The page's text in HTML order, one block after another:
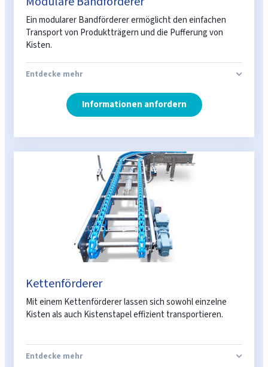
Ein modularer Bandförderer ermöglicht den einfachen
Transport von Produktträgern und die Pufferung von
Kisten.
Entdecke mehr
Informationen anfordern
Kettenförderer
Mit einem Kettenförderer lassen sich sowohl einzelne
Kisten als auch Kistenstapel effizient transportieren.
Entdecke mehr